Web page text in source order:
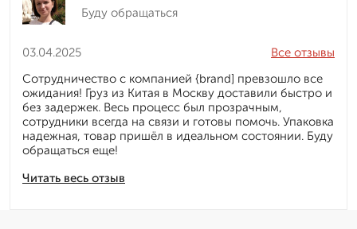
Буду обращаться
03.04.2025
Читать весь отзыв
Все отзывы
Сотрудничество с компанией {brand] превзошло все
ожидания! Груз из Китая в Москву доставили быстро и
без задержек. Весь процесс был прозрачным,
сотрудники всегда на связи и готовы помочь. Упаковка
надежная, товар пришёл в идеальном состоянии. Буду
обращаться еще!